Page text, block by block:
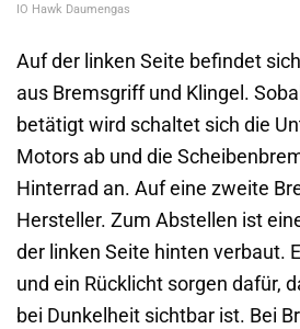
IO Hawk Daumengas
Auf der linken Seite befindet
aus Bremsgriff und Klingel.
betätigt wird schaltet sich die
Motors ab und die
Hinterrad an. Auf eine zweite
Hersteller. Zum Abstellen ist
der linken Seite hinten verbaut.
und ein Rücklicht sorgen dafür,
bei Dunkelheit sichtbar ist. Bei